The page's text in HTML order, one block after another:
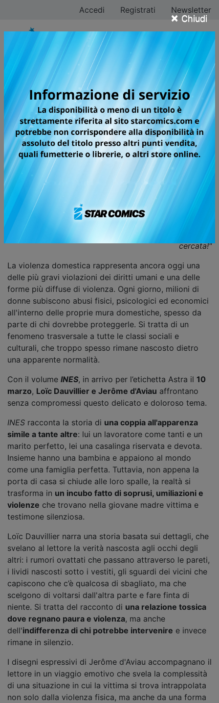
× Chiudi
Accedi Registrati Newsletter
INES: Una storia di
dolore contro la
violenza domestica
Star Comics presenta il nuovo volume a fumetti di Loïc
Dauvillier e Jerôme d'Aviau
Pubblicata il 06/03/2026 — Ultimo aggiornamento
06/03/2026
Condividi
"È colpa mia. Non avrei dovuto provocarlo. Me la sono
cercata!"
La violenza domestica rappresenta ancora oggi una
delle più gravi violazioni dei diritti umani e una delle
forme più diffuse di violenza. Ogni giorno, milioni di
donne subiscono abusi fisici, psicologici ed economici
all'interno delle proprie mura domestiche, spesso da
parte di chi dovrebbe proteggerle. Si tratta di un
fenomeno trasversale a tutte le classi sociali e
culturali, che troppo spesso rimane nascosto dietro
una apparente normalità.
Con il volume INES, in arrivo per l’etichetta Astra il 10
marzo, Loïc Dauvillier e Jerôme d'Aviau affrontano
senza compromessi questo delicato e doloroso tema.
INES racconta la storia di una coppia all'apparenza
simile a tante altre: lui un lavoratore come tanti e un
marito perfetto, lei una casalinga riservata e devota.
Insieme hanno una bambina e appaiono al mondo
come una famiglia perfetta. Tuttavia, non appena la
porta di casa si chiude alle loro spalle, la realtà si
trasforma in un incubo fatto di soprusi, umiliazioni e
violenze che trovano nella giovane madre vittima e
testimone silenziosa.
Loïc Dauvillier narra una storia basata sui dettagli, che
svelano al lettore la verità nascosta agli occhi degli
altri: i rumori ovattati che passano attraverso le pareti,
i lividi nascosti sotto i vestiti, gli sguardi dei vicini che
capiscono che c’è qualcosa di sbagliato, ma che
scelgono di voltarsi dall'altra parte e fare finta di
niente. Si tratta del racconto di una relazione tossica
dove regnano paura e violenza, ma anche
dell'indifferenza di chi potrebbe intervenire e invece
rimane in silenzio.
I disegni espressivi di Jerôme d'Aviau accompagnano il
lettore in un viaggio emotivo che svela la complessità
di una situazione in cui la vittima si trova intrappolata
non solo dalla violenza fisica, ma anche da una forma